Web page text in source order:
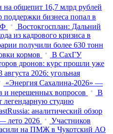
общепит 16,7 млрд рублей
бизнеса попал в
Востокгосплан: Дальний
из кадрового кризиса в
получили более 630 тонн
кормов
В СахГУ
дронов: курс прошли уже
2026: угольная
«Энергия Сахалина-2026» —
и нерешенных вопросов
В
легендарную студию
аналитический обзор
лето 2026
Участников
на ПМЖ в Чукотский АО